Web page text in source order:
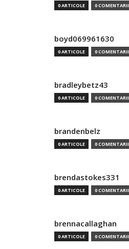
0 ARTICOLE 0 COMENTARII
boyd069961630
0 ARTICOLE 0 COMENTARII
bradleybetz43
0 ARTICOLE 0 COMENTARII
brandenbelz
0 ARTICOLE 0 COMENTARII
brendastokes331
0 ARTICOLE 0 COMENTARII
brennacallaghan
0 ARTICOLE 0 COMENTARII